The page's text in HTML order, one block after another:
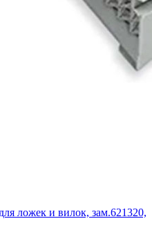
ложек и вилок, зам.621320,